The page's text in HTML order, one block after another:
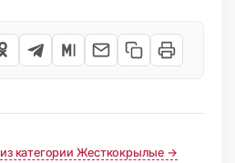
из категории Жесткокрылые →